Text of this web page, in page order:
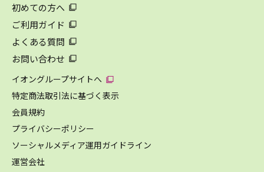
初めての方へ
ご利用ガイド
よくある質問
お問い合わせ
イオングループサイトへ
特定商法取引法に基づく表示
会員規約
プライバシーポリシー
ソーシャルメディア運用ガイドライン
運営会社